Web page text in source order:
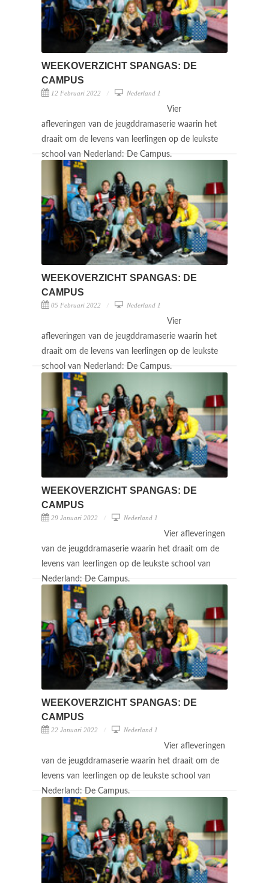
WEEKOVERZICHT SPANGAS: DE
CAMPUS
12 Februari 2022 Nederland 1
Vier
afleveringen van de jeugddramaserie waarin het
draait om de levens van leerlingen op de leukste
school van Nederland: De Campus.
WEEKOVERZICHT SPANGAS: DE
CAMPUS
05 Februari 2022 Nederland 1
Vier
afleveringen van de jeugddramaserie waarin het
draait om de levens van leerlingen op de leukste
school van Nederland: De Campus.
WEEKOVERZICHT SPANGAS: DE
CAMPUS
29 Januari 2022 Nederland 1
Vier afleveringen
van de jeugddramaserie waarin het draait om de
levens van leerlingen op de leukste school van
Nederland: De Campus.
WEEKOVERZICHT SPANGAS: DE
CAMPUS
22 Januari 2022 Nederland 1
Vier afleveringen
van de jeugddramaserie waarin het draait om de
levens van leerlingen op de leukste school van
Nederland: De Campus.